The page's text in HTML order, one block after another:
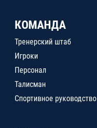
КОМАНДА
Тренерский штаб
Игроки
Персонал
Талисман
Спортивное руководство